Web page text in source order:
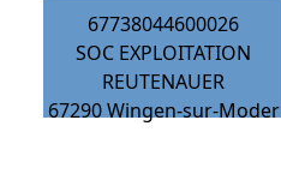
67738044600026
SOC EXPLOITATION
REUTENAUER
67290 Wingen-sur-Moder